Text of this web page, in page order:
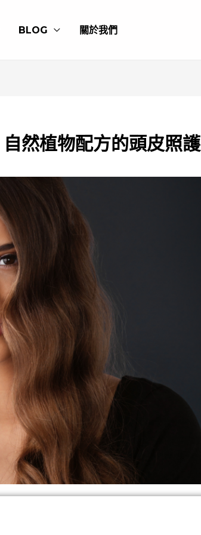
BLOG 關於我們
然植物配方的頭皮照護